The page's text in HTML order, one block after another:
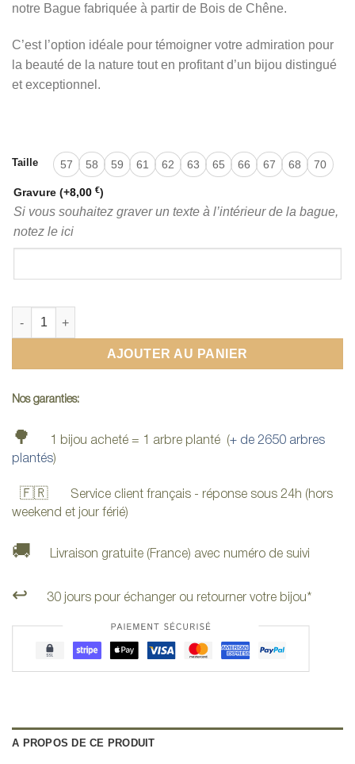
notre Bague fabriquée à partir de Bois de Chêne.
C’est l’option idéale pour témoigner votre admiration pour
la beauté de la nature tout en profitant d’un bijou distingué
et exceptionnel.
Taille 57 58 59 61 62 63 65 66 67 68 70
Gravure (+8,00 €)
Si vous souhaitez graver un texte à l’intérieur de la bague,
notez le ici
quantité de Bague en bois de Chêne
AJOUTER AU PANIER
Nos garanties:
🌳 1 bijou acheté = 1 arbre planté (+ de 2650 arbres
plantés)
🇫🇷 Service client français - réponse sous 24h (hors
weekend et jour férié)
🚚 Livraison gratuite (France) avec numéro de suivi
↩️ 30 jours pour échanger ou retourner votre bijou*
A PROPOS DE CE PRODUIT